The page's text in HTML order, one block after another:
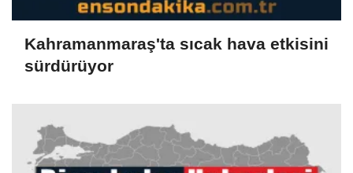
Kahramanmaraş'ta sıcak hava etkisini
sürdürüyor